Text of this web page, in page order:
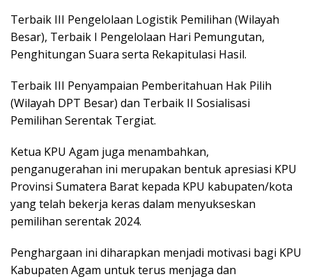
Terbaik III Pengelolaan Logistik Pemilihan (Wilayah
Besar), Terbaik I Pengelolaan Hari Pemungutan,
Penghitungan Suara serta Rekapitulasi Hasil.
Terbaik III Penyampaian Pemberitahuan Hak Pilih
(Wilayah DPT Besar) dan Terbaik II Sosialisasi
Pemilihan Serentak Tergiat.
Ketua KPU Agam juga menambahkan,
penganugerahan ini merupakan bentuk apresiasi KPU
Provinsi Sumatera Barat kepada KPU kabupaten/kota
yang telah bekerja keras dalam menyukseskan
pemilihan serentak 2024.
Penghargaan ini diharapkan menjadi motivasi bagi KPU
Kabupaten Agam untuk terus menjaga dan